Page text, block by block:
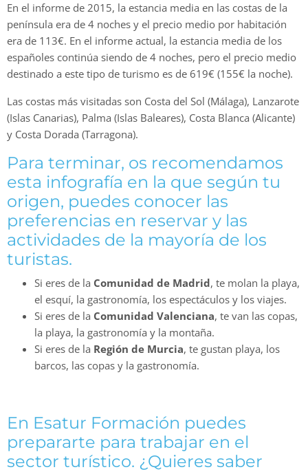
En el informe de 2015, la estancia media en las costas de la
península era de 4 noches y el precio medio por habitación
era de 113€. En el informe actual, la estancia media de los
españoles continúa siendo de 4 noches, pero el precio medio
destinado a este tipo de turismo es de 619€ (155€ la noche).
Las costas más visitadas son Costa del Sol (Málaga), Lanzarote
(Islas Canarias), Palma (Islas Baleares), Costa Blanca (Alicante)
y Costa Dorada (Tarragona).
Para terminar, os recomendamos
esta infografía en la que según tu
origen, puedes conocer las
preferencias en reservar y las
actividades de la mayoría de los
turistas.
Si eres de la Comunidad de Madrid, te molan la playa,
el esquí, la gastronomía, los espectáculos y los viajes.
Si eres de la Comunidad Valenciana, te van las copas,
la playa, la gastronomía y la montaña.
Si eres de la Región de Murcia, te gustan playa, los
barcos, las copas y la gastronomía.
En Esatur Formación puedes
prepararte para trabajar en el
sector turístico. ¿Quieres saber